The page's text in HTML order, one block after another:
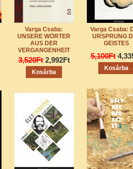
Varga Csaba:
UNSERE WÖRTER
AUS DER
VERGANGENHEIT
3,520Ft 2,992Ft
Varga Csaba:
URSPRUNG
GEISTES
5,100Ft